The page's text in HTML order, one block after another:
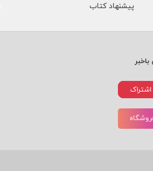
پیشنهاد کتاب
اشتراک